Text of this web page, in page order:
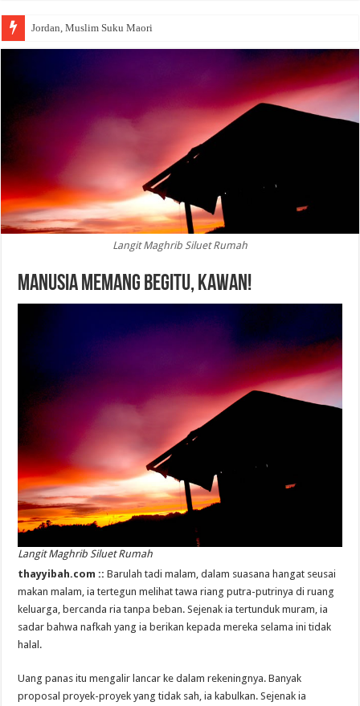
Jordan, Muslim Suku Maori
Wakaf Emas Muktamar
Langit Maghrib Siluet Rumah
Manusia Memang Begitu, Kawan!
Langit Maghrib Siluet Rumah
thayyibah.com ::Barulah tadi malam, dalam suasana hangat seusai
makan malam, ia tertegun melihat tawa riang putra-putrinya di ruang
keluarga, bercanda ria tanpa beban. Sejenak ia tertunduk muram, ia
sadar bahwa nafkah yang ia berikan kepada mereka selama ini tidak
halal.
Uang panas itu mengalir lancar ke dalam rekeningnya. Banyak
proposal proyek-proyek yang tidak sah, ia kabulkan. Sejenak ia